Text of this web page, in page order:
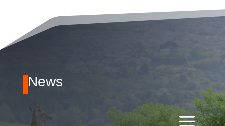
News